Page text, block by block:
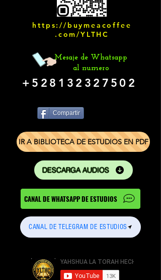
https://buymeacoffee
.com/YLTHC
Mesaje de Whatsapp
al numero
+528132327502
Compartir
IR A BIBLIOTECA DE ESTUDIOS EN PDF
DESCARGA AUDIOS
CANAL DE WHATSAPP DE ESTUDIOS
CANAL DE TELEGRAM DE ESTUDIOS